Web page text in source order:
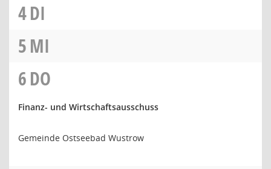
4DI
5MI
6DO
Finanz- und Wirtschaftsausschuss
Gemeinde Ostseebad Wustrow